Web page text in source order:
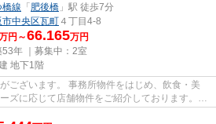
線 「肥後橋 」駅 徒歩7分
市中央区瓦町 ４丁目4-8
円～66.165万円
年 ｜募集中： 2室
地下1階
ございます。 事務所物件をはじめ、飲食・美
ズに応じて店舗物件をご紹介しております。